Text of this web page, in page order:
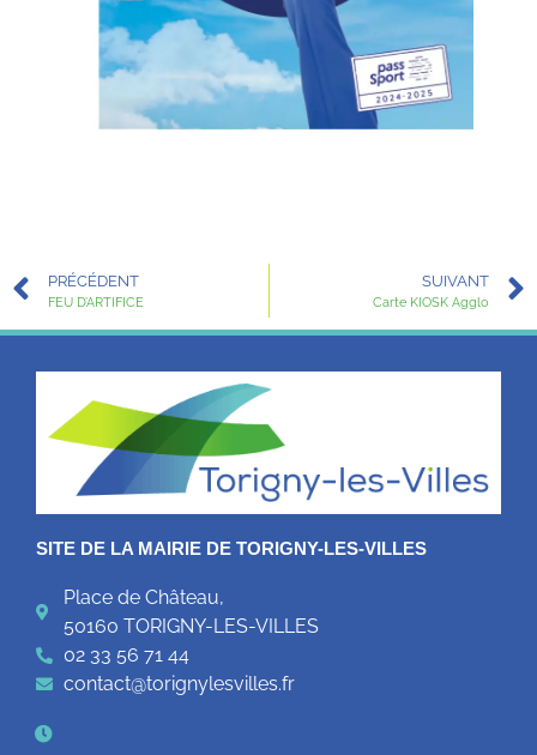
PRÉCÉDENT
FEU D’ARTIFICE
SUIVANT
Carte KIOSK Agglo
SITE DE LA MAIRIE DE TORIGNY-LES-VILLES
Place de Château,
50160 TORIGNY-LES-VILLES
02 33 56 71 44
contact@torignylesvilles.fr